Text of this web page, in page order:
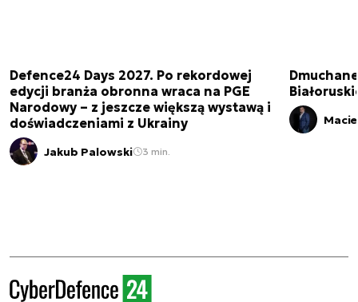
Defence24 Days 2027. Po rekordowej
edycji branża obronna wraca na PGE
Narodowy – z jeszcze większą wystawą i
doświadczeniami z Ukrainy
Jakub Palowski 3 min.